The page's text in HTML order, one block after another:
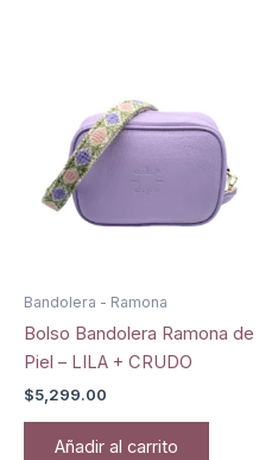
Bandolera - Ramona
Bolso Bandolera Ramona de
Piel – LILA + CRUDO
$5,299.00
Añadir al carrito